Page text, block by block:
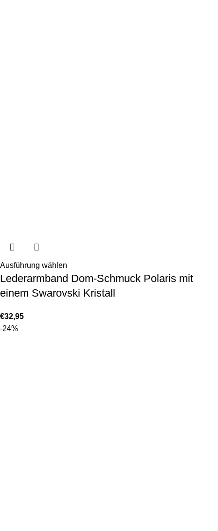
Ausführung wählen
Lederarmband Dom-Schmuck Polaris mit
einem Swarovski Kristall
€32,95
-24%